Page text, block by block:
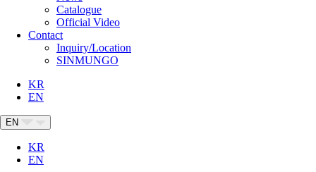
Catalogue
Official Video
Contact
Inquiry/Location
SINMUNGO
KR
EN
EN
KR
EN